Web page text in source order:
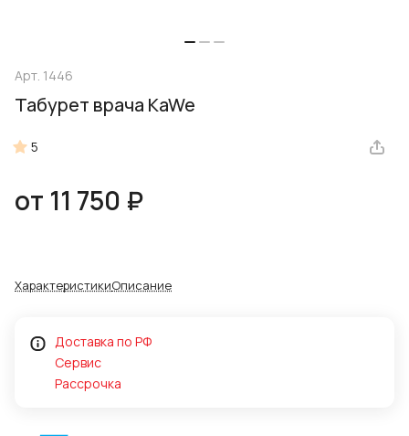
Арт. 1446
Табурет врача KaWe
5
от 11 750 ₽
ХарактеристикиОписание
Доставка по РФ
Сервис
Рассрочка